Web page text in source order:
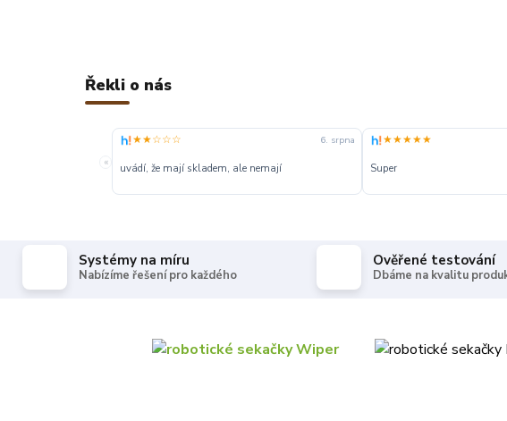
Řekli o nás
«
★★☆☆☆ 6. srpna
uvádí, že mají skladem, ale nemají
★★★★★
Super
Systémy na míru
Nabízíme řešení pro každého
Ověřené testování
Dbáme na kvalitu